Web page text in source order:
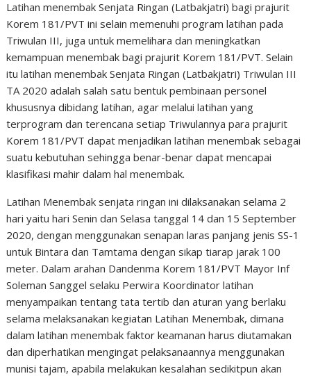
Latihan menembak Senjata Ringan (Latbakjatri) bagi prajurit
Korem 181/PVT ini selain memenuhi program latihan pada
Triwulan III, juga untuk memelihara dan meningkatkan
kemampuan menembak bagi prajurit Korem 181/PVT. Selain
itu latihan menembak Senjata Ringan (Latbakjatri) Triwulan III
TA 2020 adalah salah satu bentuk pembinaan personel
khususnya dibidang latihan, agar melalui latihan yang
terprogram dan terencana setiap Triwulannya para prajurit
Korem 181/PVT dapat menjadikan latihan menembak sebagai
suatu kebutuhan sehingga benar-benar dapat mencapai
klasifikasi mahir dalam hal menembak.
Latihan Menembak senjata ringan ini dilaksanakan selama 2
hari yaitu hari Senin dan Selasa tanggal 14 dan 15 September
2020, dengan menggunakan senapan laras panjang jenis SS-1
untuk Bintara dan Tamtama dengan sikap tiarap jarak 100
meter. Dalam arahan Dandenma Korem 181/PVT Mayor Inf
Soleman Sanggel selaku Perwira Koordinator latihan
menyampaikan tentang tata tertib dan aturan yang berlaku
selama melaksanakan kegiatan Latihan Menembak, dimana
dalam latihan menembak faktor keamanan harus diutamakan
dan diperhatikan mengingat pelaksanaannya menggunakan
munisi tajam, apabila melakukan kesalahan sedikitpun akan